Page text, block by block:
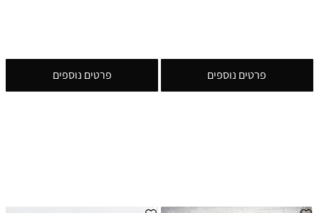
פרטים נוספים פרטים נוספים